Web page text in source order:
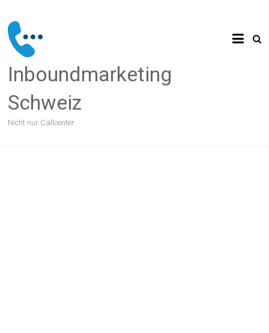
content
Inboundmarketing
Schweiz
Nicht nur Callcenter